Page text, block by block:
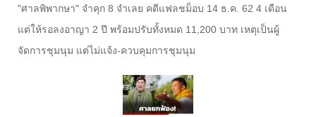
"ศาลพิพากษา" จำคุก 8 จำเลย คดีแฟลชม็อบ 14 ธ.ค. 62 4 เดือน
แต่ให้รอลงอาญา 2 ปี พร้อมปรับทั้งหมด 11,200 บาท เหตุเป็นผู้
จัดการชุมนุม แต่ไม่แจ้ง-ควบคุมการชุมนุม